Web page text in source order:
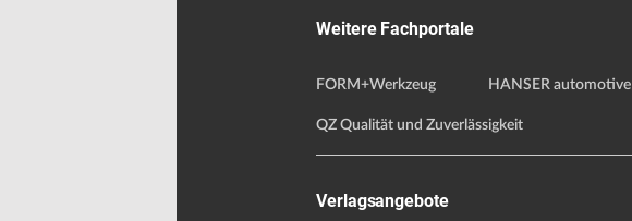
Weitere Fachportale
FORM+Werkzeug HANSER automotive
QZ Qualität und Zuverlässigkeit
Verlagsangebote